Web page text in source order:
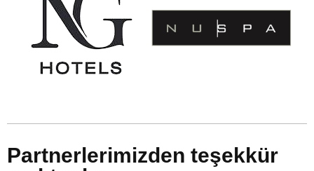
Partnerlerimizden teşekkür